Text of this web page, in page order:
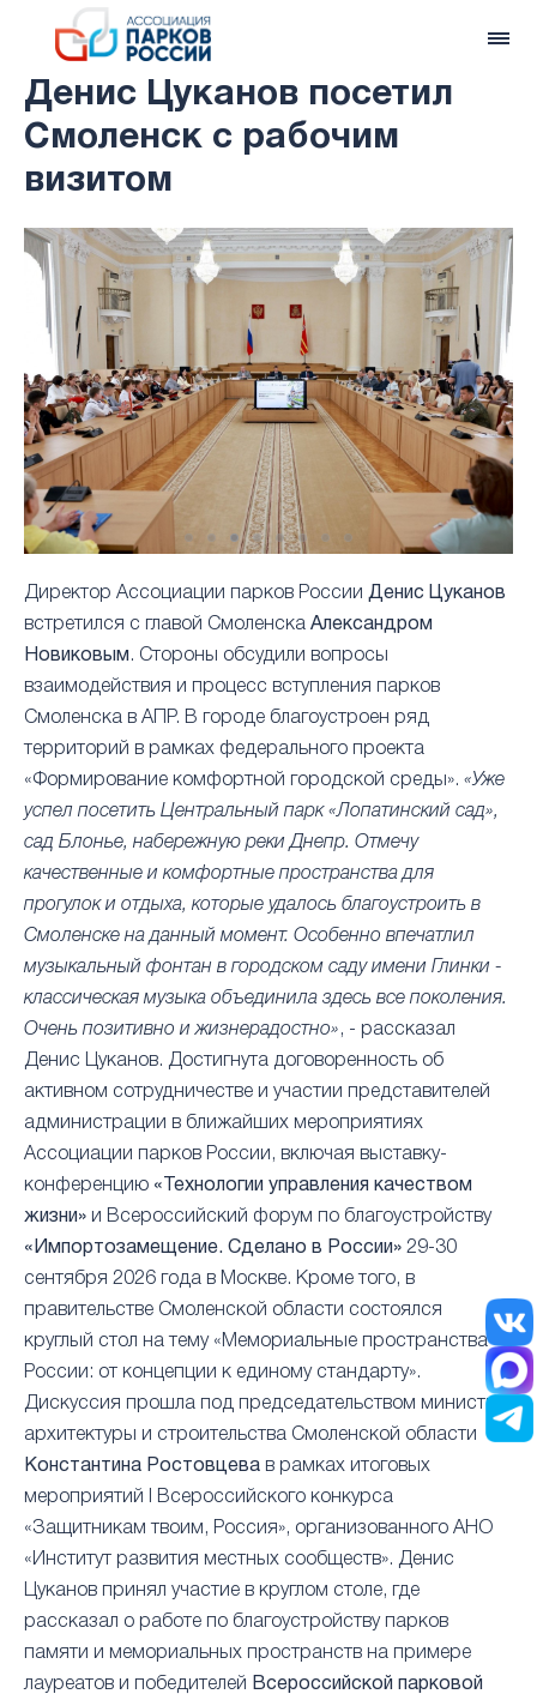
Денис Цуканов посетил
Смоленск с рабочим
визитом
Директор Ассоциации парков России Денис Цуканов
встретился с главой Смоленска Александром
Новиковым . Стороны обсудили вопросы
взаимодействия и процесс вступления парков
Смоленска в АПР. В городе благоустроен ряд
территорий в рамках федерального проекта
«Формирование комфортной городской среды». «Уже
успел посетить Центральный парк «Лопатинский сад»,
сад Блонье, набережную реки Днепр. Отмечу
качественные и комфортные пространства для
прогулок и отдыха, которые удалось благоустроить в
Смоленске на данный момент. Особенно впечатлил
музыкальный фонтан в городском саду имени Глинки -
классическая музыка объединила здесь все поколения.
Очень позитивно и жизнерадостно» , - рассказал
Денис Цуканов. Достигнута договоренность об
активном сотрудничестве и участии представителей
администрации в ближайших мероприятиях
Ассоциации парков России, включая выставку-
конференцию «Технологии управления качеством
жизни» и Всероссийский форум по благоустройству
«Импортозамещение. Сделано в России» 29-30
сентября 2026 года в Москве. Кроме того, в
правительстве Смоленской области состоялся
круглый стол на тему «Мемориальные пространства
России: от концепции к единому стандарту».
Дискуссия прошла под председательством министра
архитектуры и строительства Смоленской области
Константина Ростовцева в рамках итоговых
мероприятий I Всероссийского конкурса
«Защитникам твоим, Россия», организованного АНО
«Институт развития местных сообществ». Денис
Цуканов принял участие в круглом столе, где
рассказал о работе по благоустройству парков
памяти и мемориальных пространств на примере
лауреатов и победителей Всероссийской парковой